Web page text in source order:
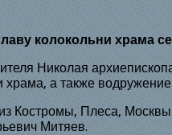
колокольни храма
Николая
а также водружение
Костромы, Плеса,
Митяев.